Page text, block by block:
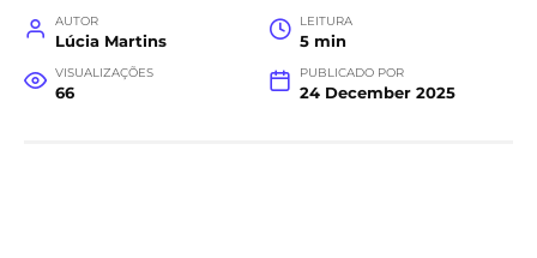
AUTOR
Lúcia Martins
LEITURA
5 min
VISUALIZAÇÕES
66
PUBLICADO POR
24 December 2025